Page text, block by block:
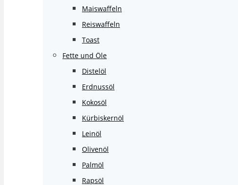
Maiswaffeln
Reiswaffeln
Toast
Fette und Öle
Distelöl
Erdnussöl
Kokosöl
Kürbiskernöl
Leinöl
Olivenöl
Palmöl
Rapsöl